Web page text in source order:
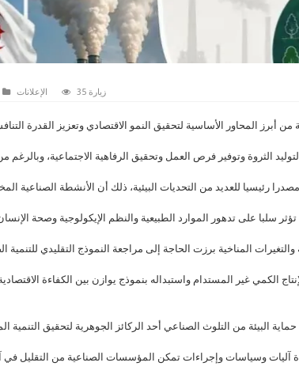
الإعلانات 35 زيارة
من أبرز المحاور الأساسية لتحقيق النمو الاقتصادي وتعزيز القدرة
الثروة وتوفير فرص العمل وتحقيق الرفاهية الاجتماعية، وبالرغم
رئيسيا للعديد من التحديات البيئية، ذلك أن الأنشطة الصناعية
تؤثر سلبا على تدهور الموارد الطبيعية والنظم الإيكولوجية وصحة
والتغيرات المناخية برزت الحاجة إلى مراجعة النموذج التقليدي للتنمية
البيئة من التلوث الصناعي أحد الركائز الجوهرية لتحقيق التنمية
آليات وسياسات وإجراءات تمكن المؤسسات الصناعية من التقليل في